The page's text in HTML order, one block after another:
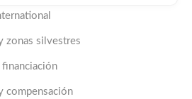
zonas silvestres
financiación
compensación